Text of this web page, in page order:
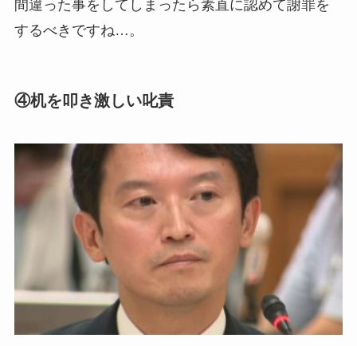
間違った事をしてしまったら素直に認めて謝罪を
するべきですね…。
④机を叩き激しい叱責